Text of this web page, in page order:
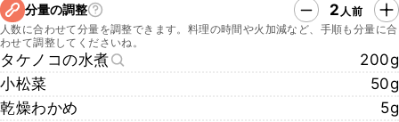
分量の調整 2 人前
人数に合わせて分量を調整できます。料理の時間や火加減など、手順も分量に合
わせて調整してくださいね。
タケノコの水煮
200g
小松菜
50g
乾燥わかめ
5g